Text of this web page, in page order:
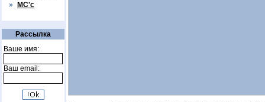
»
МС'с
Рассылка
Ваше имя:
Ваш email: